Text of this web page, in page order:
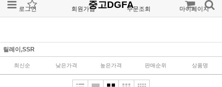
로그인 회원가입 주문조회 마이페이지
중고DGFA
릴레이,SSR
최신순 낮은가격 높은가격 판매순위 상품명